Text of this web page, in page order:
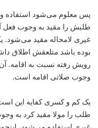
پس معلوم می‌شود استفاده
طلبش را مقید به وجوب فعل
غیری لامحاله مقید می‌شود.
بوده باشد متلعقش اطلاق
رویش رفته نسبت به اقامه.
وجوب صلاتی اقامه است.
یک کم و کسری کفایه این
طلب را مولا مقید کرد به